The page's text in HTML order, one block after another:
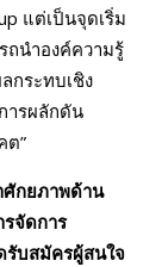
แต่เป็นจุดเริ่ม
ถนำองค์ความรู้
กระทบเชิง
ารผลักดัน
ต”
ศักยภาพด้าน
จัดการ
รับสมัครผู้สนใจ